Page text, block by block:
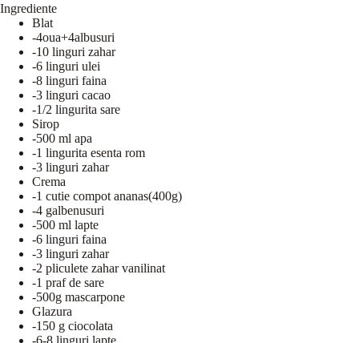
Ingrediente
Blat
-4oua+4albusuri
-10 linguri zahar
-6 linguri ulei
-8 linguri faina
-3 linguri cacao
-1/2 lingurita sare
Sirop
-500 ml apa
-1 lingurita esenta rom
-3 linguri zahar
Crema
-1 cutie compot ananas(400g)
-4 galbenusuri
-500 ml lapte
-6 linguri faina
-3 linguri zahar
-2 pliculete zahar vanilinat
-1 praf de sare
-500g mascarpone
Glazura
-150 g ciocolata
-6-8 linguri lapte